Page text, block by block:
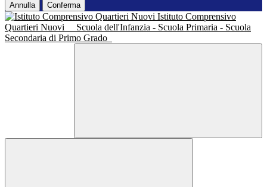
Annulla Conferma
Istituto Comprensivo
Quartieri Nuovi
Scuola dell'Infanzia - Scuola Primaria - Scuola
Secondaria di Primo Grado